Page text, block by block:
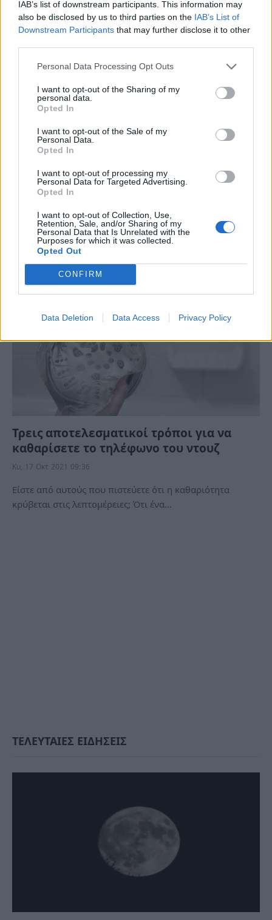
IAB’s list of downstream participants. This information may
also be disclosed by us to third parties on the IAB’s List of
Downstream Participants that may further disclose it to other
Personal Data Processing Opt Outs
I want to opt-out of the Sharing of my
personal data.
Opted In
I want to opt-out of the Sale of my
Personal Data.
Opted In
I want to opt-out of processing my
Personal Data for Targeted Advertising.
Opted In
I want to opt-out of Collection, Use,
Retention, Sale, and/or Sharing of my
Personal Data that Is Unrelated with the
Purposes for which it was collected.
Opted Out
CONFIRM
Data Deletion Data Access Privacy Policy
χημικά με δύο πρώτες ύλες που έχουμε
στο σπίτι.
Δε, 2 Μάι 2022 08:19
Τα καθαριστικά φούρνου όχι μόνο μπορούν να
αποδειχθούν επιβλαβή για την υγεία σας…
Τρεις αποτελεσματικοί τρόποι για να
καθαρίσετε το τηλέφωνο του ντουζ
Κυ, 17 Οκτ 2021 09:36
Είστε από αυτούς που πιστεύετε ότι η καθαριότητα
κρύβεται στις λεπτομέρειες; Ότι ένα…
ΤΕΛΕΥΤΑΙΕΣ ΕΙΔΗΣΕΙΣ